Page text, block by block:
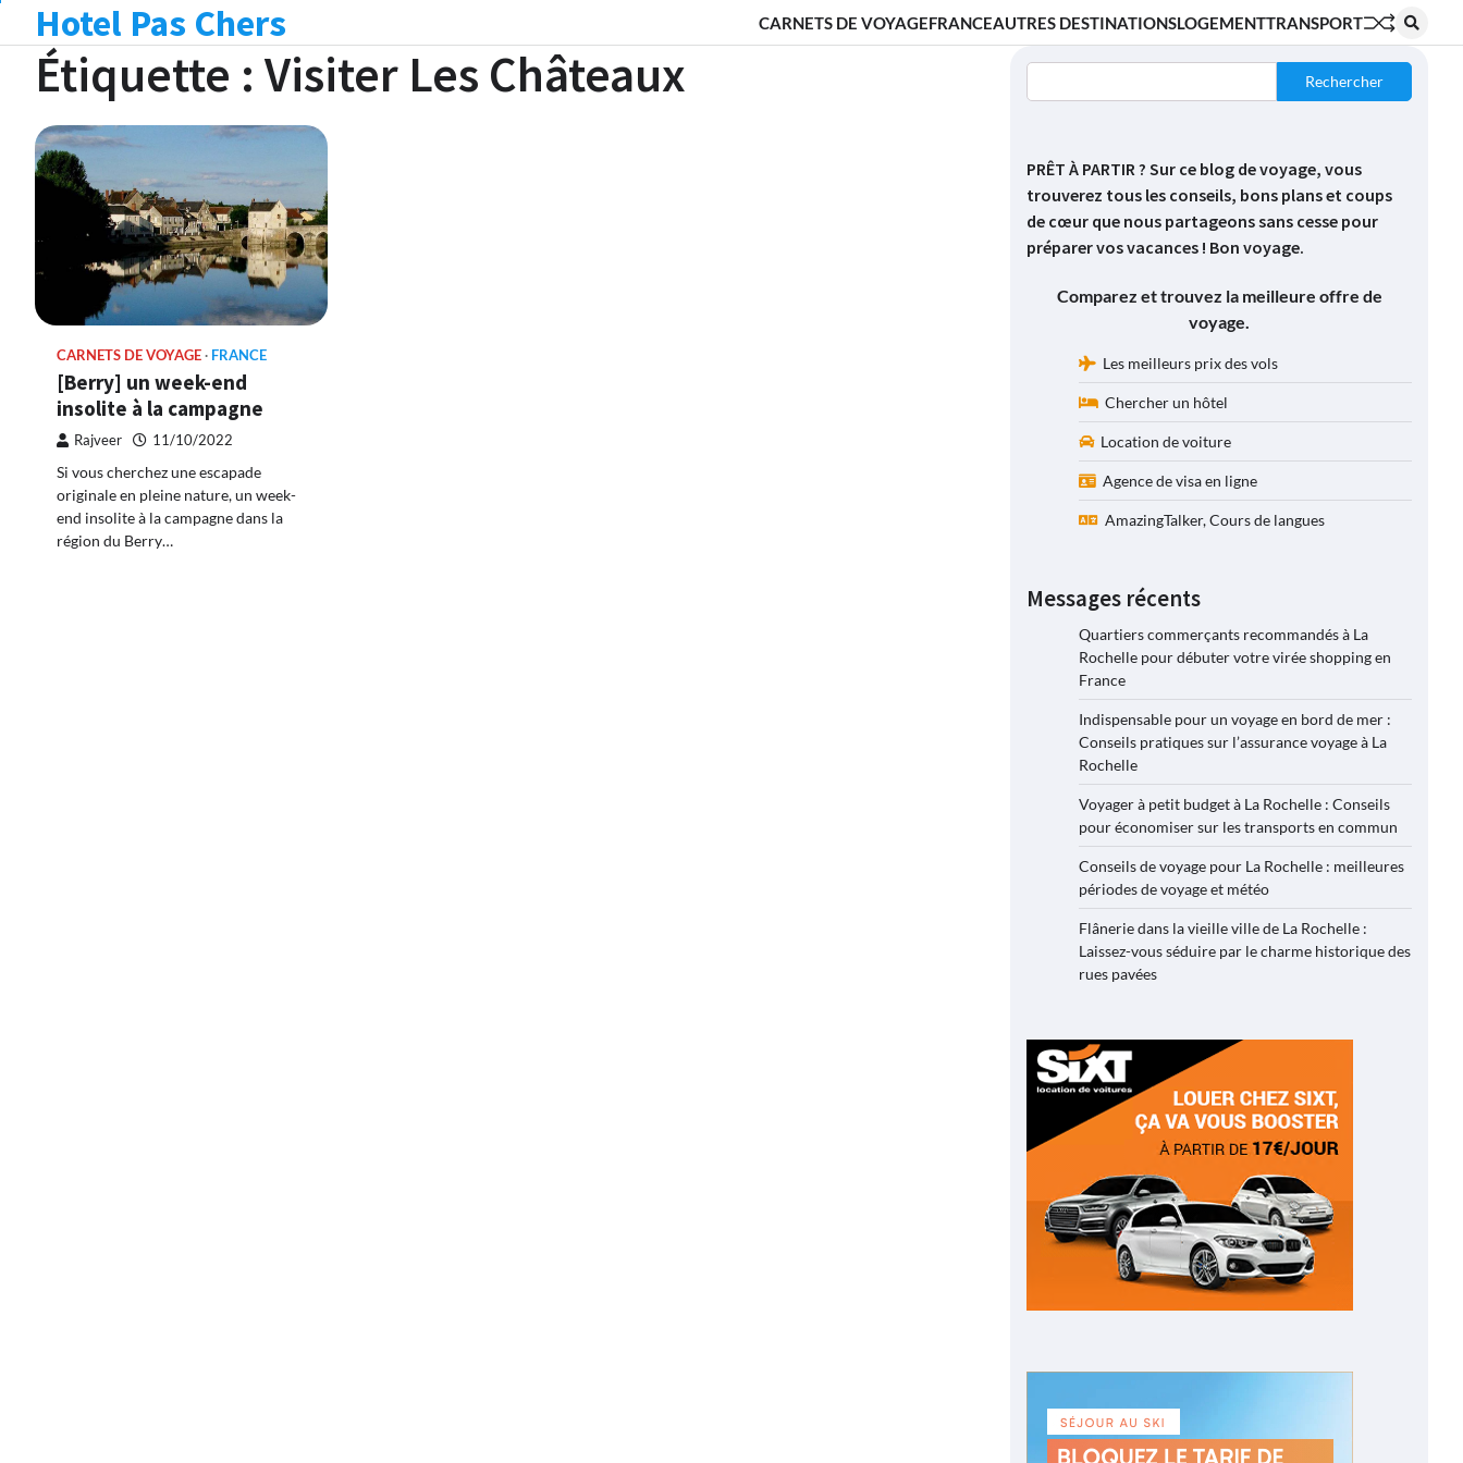
content
Hotel Pas Chers CARNETS DE VOYAGEFRANCEAUTRES DESTINATIONSLOGEMENTTRANSPORT
Étiquette : Visiter Les Châteaux
CARNETS DE VOYAGE FRANCE
[Berry] un week-end
insolite à la campagne
Rajveer 11/10/2022
Si vous cherchez une escapade
originale en pleine nature, un week-
end insolite à la campagne dans la
région du Berry…
Rechercher
PRÊT À PARTIR ? Sur ce blog de voyage, vous
trouverez tous les conseils, bons plans et coups
de cœur que nous partageons sans cesse pour
préparer vos vacances ! Bon voyage.
Comparez et trouvez la meilleure offre de
voyage.
Les meilleurs prix des vols
Chercher un hôtel
Location de voiture
Agence de visa en ligne
AmazingTalker, Cours de langues
Messages récents
Quartiers commerçants recommandés à La
Rochelle pour débuter votre virée shopping en
France
Indispensable pour un voyage en bord de mer :
Conseils pratiques sur l’assurance voyage à La
Rochelle
Voyager à petit budget à La Rochelle : Conseils
pour économiser sur les transports en commun
Conseils de voyage pour La Rochelle : meilleures
périodes de voyage et météo
Flânerie dans la vieille ville de La Rochelle :
Laissez-vous séduire par le charme historique des
rues pavées